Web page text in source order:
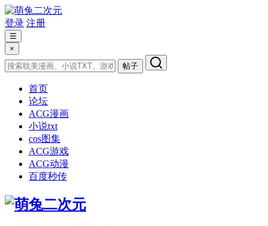
登录 注册
☰
×
帖子
首页
论坛
ACG漫画
小说txt
cos图集
ACG游戏
ACG动漫
百度秒传